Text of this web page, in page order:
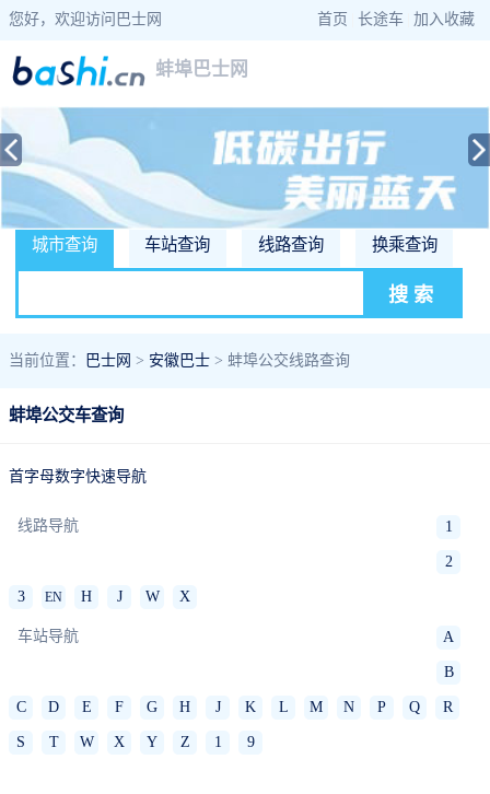
您好，欢迎访问巴士网 首页 长途车 加入收藏
蚌埠巴士网
城市查询 车站查询 线路查询 换乘查询
当前位置： 巴士网 > 安徽巴士 > 蚌埠公交线路查询
蚌埠公交车查询
首字母数字快速导航
线路导航 1
2
3 EN H J W X
车站导航 A
B
C D E F G H J K L M N P Q R
S T W X Y Z 1 9